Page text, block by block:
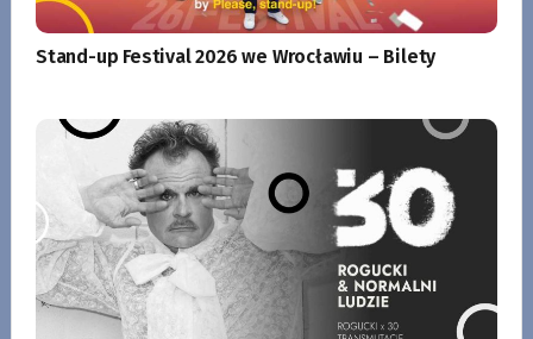
Stand-up Festival 2026 we Wrocławiu – Bilety